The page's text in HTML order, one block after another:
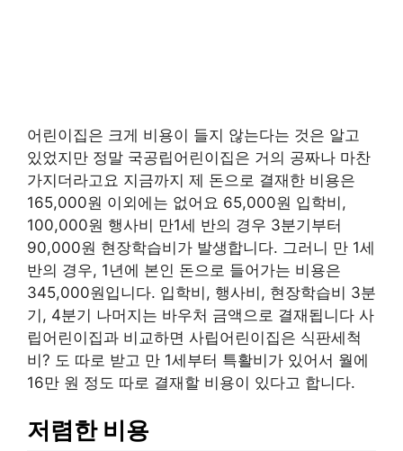
어린이집은 크게 비용이 들지 않는다는 것은 알고
있었지만 정말 국공립어린이집은 거의 공짜나 마찬
가지더라고요 지금까지 제 돈으로 결재한 비용은
165,000원 이외에는 없어요 65,000원 입학비,
100,000원 행사비 만1세 반의 경우 3분기부터
90,000원 현장학습비가 발생합니다. 그러니 만 1세
반의 경우, 1년에 본인 돈으로 들어가는 비용은
345,000원입니다. 입학비, 행사비, 현장학습비 3분
기, 4분기 나머지는 바우처 금액으로 결재됩니다 사
립어린이집과 비교하면 사립어린이집은 식판세척
비? 도 따로 받고 만 1세부터 특활비가 있어서 월에
16만 원 정도 따로 결재할 비용이 있다고 합니다.
저렴한 비용